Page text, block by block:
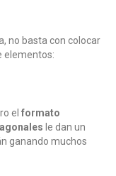
no basta con colocar
elementos:
el formato
le dan un
ganando muchos